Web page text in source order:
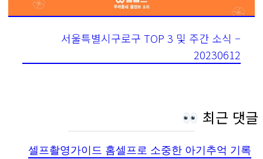
서울특별시구로구 TOP 3 및 주간 소식 –
20230612
최근 댓글
셀프촬영가이드 홈셀프로 소중한 아기추억 기록